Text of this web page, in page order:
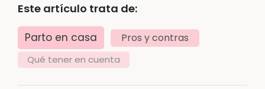
Este artículo trata de:
Parto en casa Pros y contras
Qué tener en cuenta